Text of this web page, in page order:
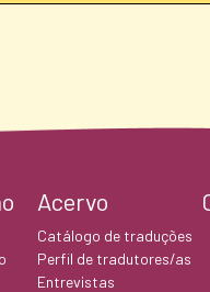
Acervo
Catálogo de traduções
Perfil de tradutores/as
Entrevistas